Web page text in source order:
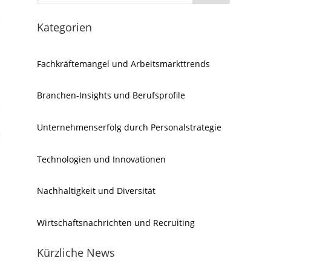
Kategorien
Fachkräftemangel und Arbeitsmarkttrends
Branchen-Insights und Berufsprofile
Unternehmenserfolg durch Personalstrategie
Technologien und Innovationen
Nachhaltigkeit und Diversität
Wirtschaftsnachrichten und Recruiting
Kürzliche News